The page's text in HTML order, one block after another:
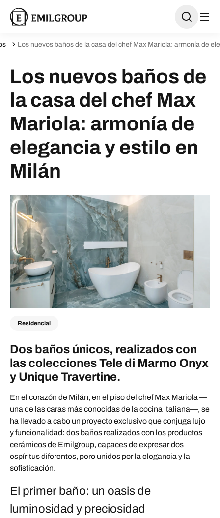
Los nuevos baños de la casa del chef Max Mariola: armonía de
Los nuevos baños de
la casa del chef Max
Mariola: armonía de
elegancia y estilo en
Milán
Residencial
Dos baños únicos, realizados con
las colecciones Tele di Marmo Onyx
y Unique Travertine.
En el corazón de Milán, en el piso del chef Max Mariola —
una de las caras más conocidas de la cocina italiana—, se
ha llevado a cabo un proyecto exclusivo que conjuga lujo
y funcionalidad: dos baños realizados con los productos
cerámicos de Emilgroup, capaces de expresar dos
espíritus diferentes, pero unidos por la elegancia y la
sofisticación.
El primer baño: un oasis de
luminosidad y preciosidad